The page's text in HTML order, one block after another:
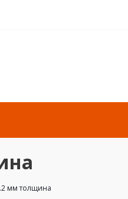
мм толщина